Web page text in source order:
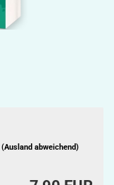
(Ausland abweichend)